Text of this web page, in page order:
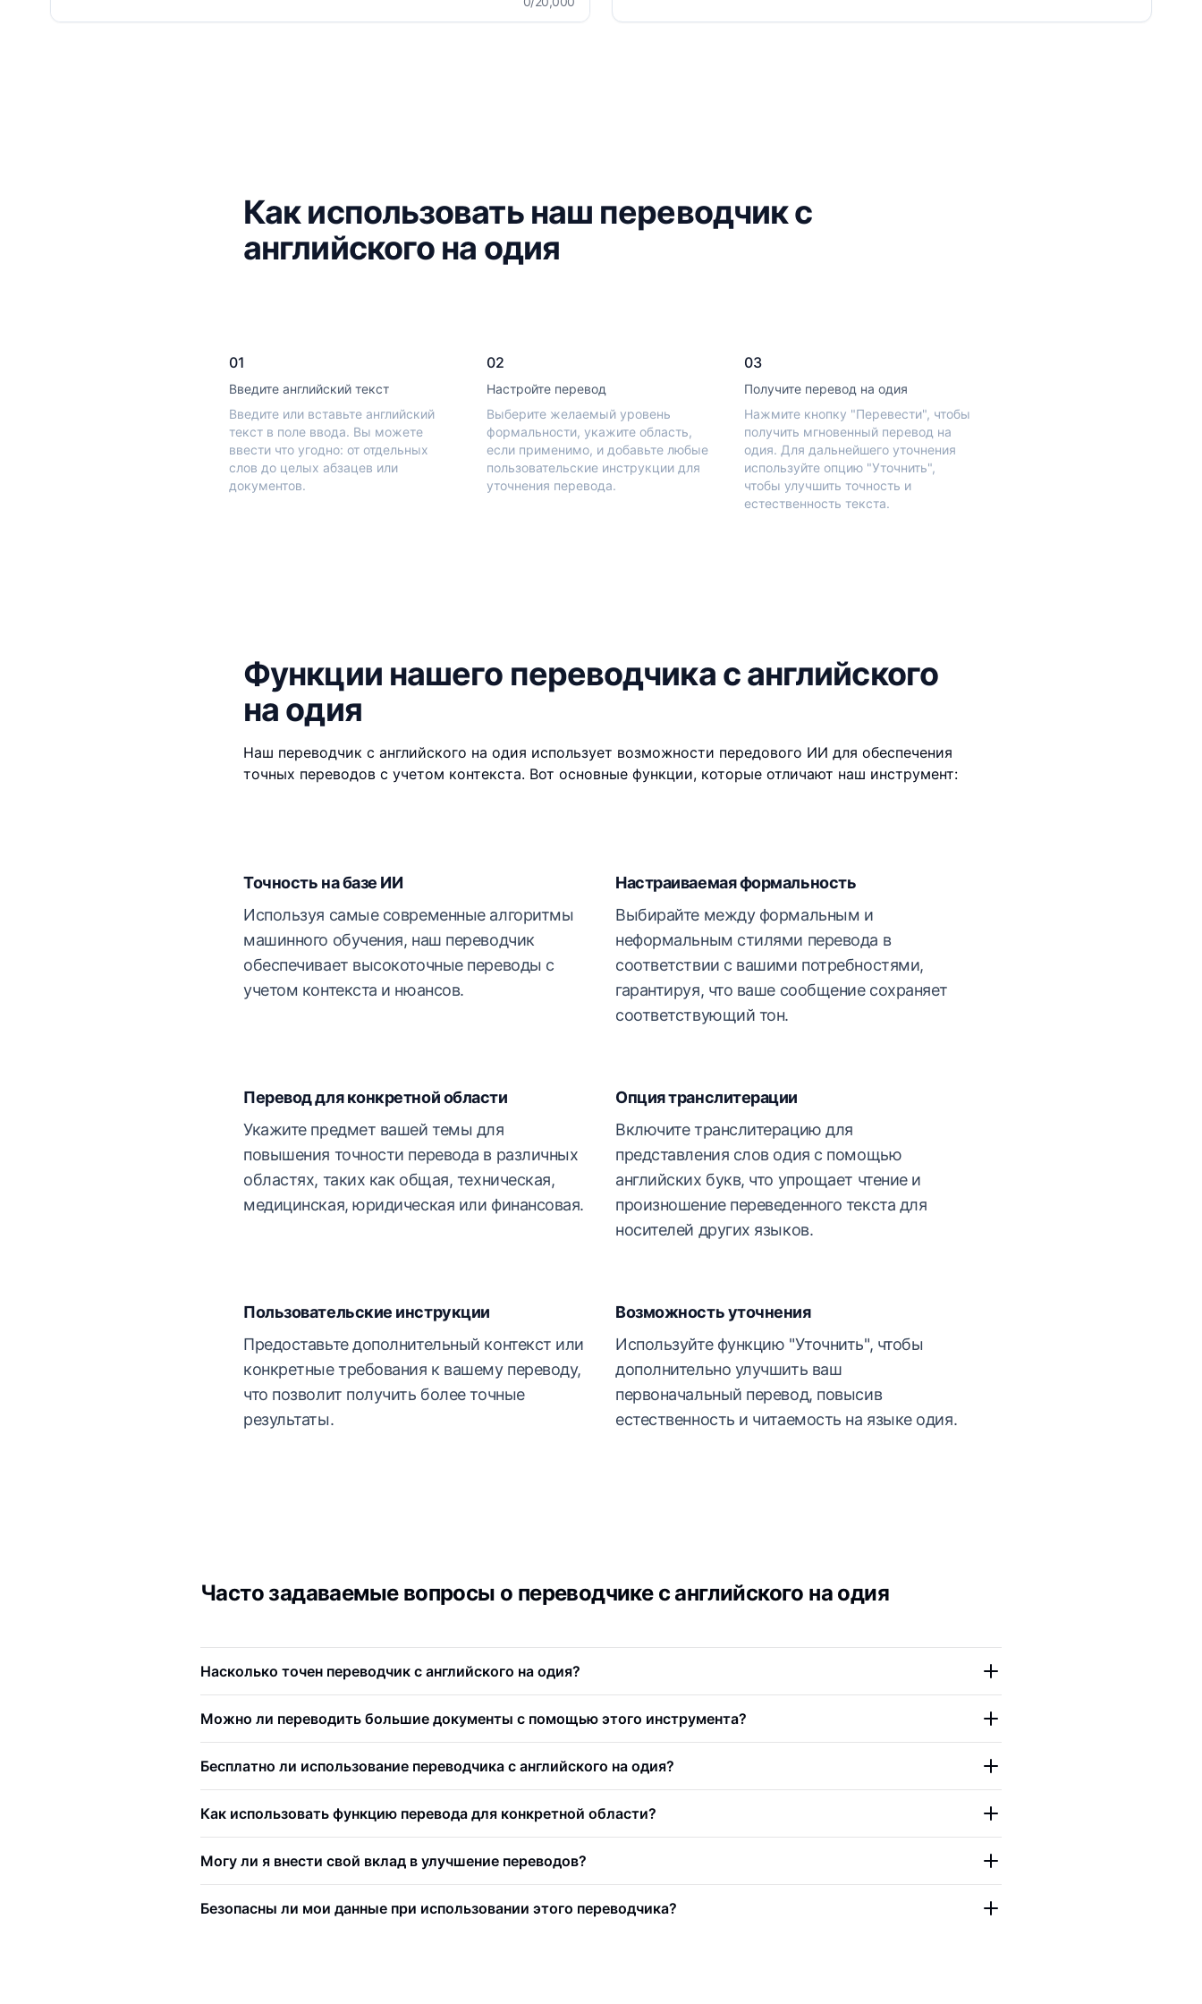
Как использовать наш переводчик с
английского на одия
01
Введите английский текст
Введите или вставьте английский
текст в поле ввода. Вы можете
ввести что угодно: от отдельных
слов до целых абзацев или
документов.
02
Настройте перевод
Выберите желаемый уровень
формальности, укажите область,
если применимо, и добавьте любые
пользовательские инструкции для
уточнения перевода.
03
Получите перевод на одия
Нажмите кнопку "Перевести", чтобы
получить мгновенный перевод на
одия. Для дальнейшего уточнения
используйте опцию "Уточнить",
чтобы улучшить точность и
естественность текста.
Функции нашего переводчика с английского
на одия
Наш переводчик с английского на одия использует возможности передового ИИ для обеспечения
точных переводов с учетом контекста. Вот основные функции, которые отличают наш инструмент:
Точность на базе ИИ
Используя самые современные алгоритмы
машинного обучения, наш переводчик
обеспечивает высокоточные переводы с
учетом контекста и нюансов.
Настраиваемая формальность
Выбирайте между формальным и
неформальным стилями перевода в
соответствии с вашими потребностями,
гарантируя, что ваше сообщение сохраняет
соответствующий тон.
Перевод для конкретной области
Укажите предмет вашей темы для
повышения точности перевода в различных
областях, таких как общая, техническая,
медицинская, юридическая или финансовая.
Опция транслитерации
Включите транслитерацию для
представления слов одия с помощью
английских букв, что упрощает чтение и
произношение переведенного текста для
носителей других языков.
Пользовательские инструкции
Предоставьте дополнительный контекст или
конкретные требования к вашему переводу,
что позволит получить более точные
результаты.
Возможность уточнения
Используйте функцию "Уточнить", чтобы
дополнительно улучшить ваш
первоначальный перевод, повысив
естественность и читаемость на языке одия.
Часто задаваемые вопросы о переводчике с английского на одия
Насколько точен переводчик с английского на одия?
Можно ли переводить большие документы с помощью этого инструмента?
Бесплатно ли использование переводчика с английского на одия?
Как использовать функцию перевода для конкретной области?
Могу ли я внести свой вклад в улучшение переводов?
Безопасны ли мои данные при использовании этого переводчика?